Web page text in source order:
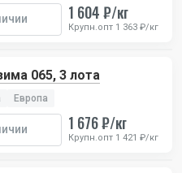
1 604 ₽/кг
Крупн.опт 1 363 ₽/кг
065, 3 лота
Европа
1 676 ₽/кг
Крупн.опт 1 421 ₽/кг